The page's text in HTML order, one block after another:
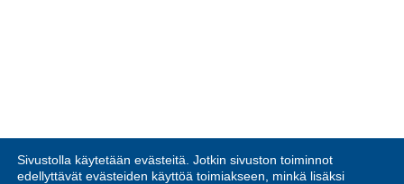
Sivustolla käytetään evästeitä. Jotkin sivuston toiminnot
edellyttävät evästeiden käyttöä toimiakseen, minkä lisäksi